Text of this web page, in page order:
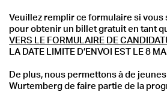
Veuillez remplir ce formulaire si vous
pour obtenir un billet gratuit en tant
VERS LE FORMULAIRE DE
LA DATE LIMITE D’ENVOI EST LE 8
De plus, nous permettons à de
Wurtemberg de faire partie de la